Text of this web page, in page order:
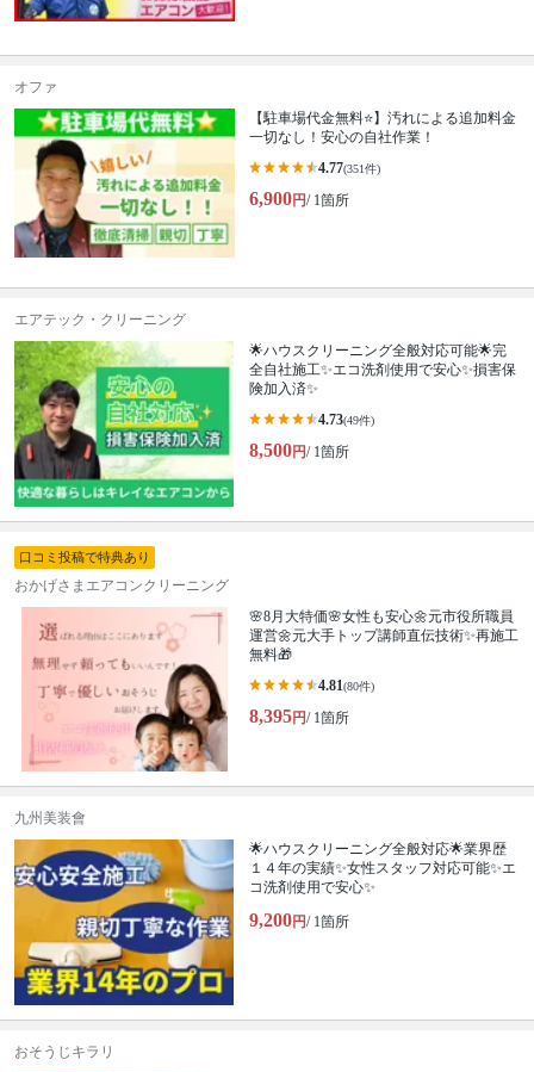
オファ
【駐車場代金無料⭐️】汚れによる追加料金
一切なし！安心の自社作業！
4.77(351件)
6,900円/ 1箇所
エアテック・クリーニング
🌟ハウスクリーニング全般対応可能🌟完
全自社施工✨エコ洗剤使用で安心✨損害保
険加入済✨
4.73(49件)
8,500円/ 1箇所
口コミ投稿で特典あり
おかげさまエアコンクリーニング
🌸8月大特価🌸女性も安心🌼元市役所職員
運営🌼元大手トップ講師直伝技術✨再施工
無料🎁
4.81(80件)
8,395円/ 1箇所
九州美装會
🌟ハウスクリーニング全般対応🌟業界歴
１４年の実績✨女性スタッフ対応可能✨エ
コ洗剤使用で安心✨
9,200円/ 1箇所
おそうじキラリ